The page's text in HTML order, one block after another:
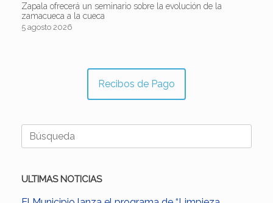
Zapala ofrecerá un seminario sobre la evolución de la
zamacueca a la cueca
5 agosto 2026
Recibos de Pago
Buscar:
ULTIMAS NOTICIAS